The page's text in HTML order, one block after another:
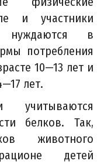
и участники
нуждаются в
потребления
10—13 лет и
лет.
белков. Так,
животного
детей